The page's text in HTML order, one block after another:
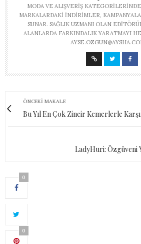
MODA VE ALIŞVERIŞ
MARKALARDAKI INDIRIMLER,
SUNAR. SAĞLIK UZMANI OLAN
ALANLARDA FARKINDALIK YARATMAYI
ÖNCEKI MAKALE
Bu Yıl En Çok Zincir Kemerlerle
LadyHuri: Özgüveni
0
0